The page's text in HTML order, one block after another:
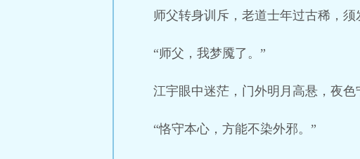
师父转身训斥，老道士年过古稀，须
“师父，我梦魇了。”
江宇眼中迷茫，门外明月高悬，夜色
“恪守本心，方能不染外邪。”